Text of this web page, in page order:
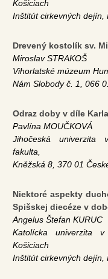
Košiciach
Inštitút cirkevných dejín,
Drevený kostolík sv.
Miroslav STRAKOŠ
Vihorlatské múzeum
Nám Slobody č. 1, 066
Odraz doby v díle
Pavlína MOUČKOVÁ
Jihočeská univerzita
fakulta,
Kněžská 8, 370 01
Niektoré aspekty
Spišskej diecéze v
Angelus Štefan KURUC
Katolícka univerzita
Košiciach
Inštitút cirkevných dejín,